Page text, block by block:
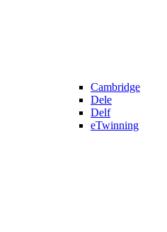
Cambridge
Dele
Delf
eTwinning